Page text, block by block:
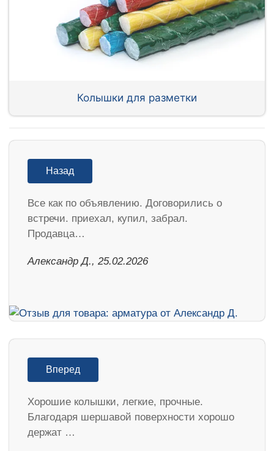
Колышки для разметки
Назад
Все как по объявлению. Договорились о
встречи. приехал, купил, забрал.
Продавца…
Александр Д., 25.02.2026
Вперед
Хорошие колышки, легкие, прочные.
Благодаря шершавой поверхности хорошо
держат …